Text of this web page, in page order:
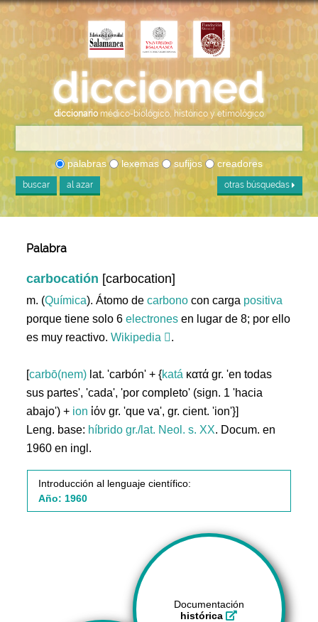
diccionario médico-biológico, histórico y etimológico
palabras lexemas sufijos creadores
buscar al azar otras búsquedas
Palabra
carbocatión [carbocation]
m. (Química). Átomo decarbono con carga positiva
porque tiene solo 6electrones en lugar de 8; por ello
es muy reactivo.Wikipedia .
[carbō(nem) lat. 'carbón' + {katá κατά gr. 'en todas
sus partes', 'cada', 'por completo' (sign. 1 'hacia
abajo') + ion ἰόν gr. 'que va', gr. cient. 'ion'}]
Leng. base: híbrido gr./lat. Neol. s. XX. Docum. en
1960 en ingl.
Introducción al lenguaje científico:
Año: 1960
Documentación
histórica